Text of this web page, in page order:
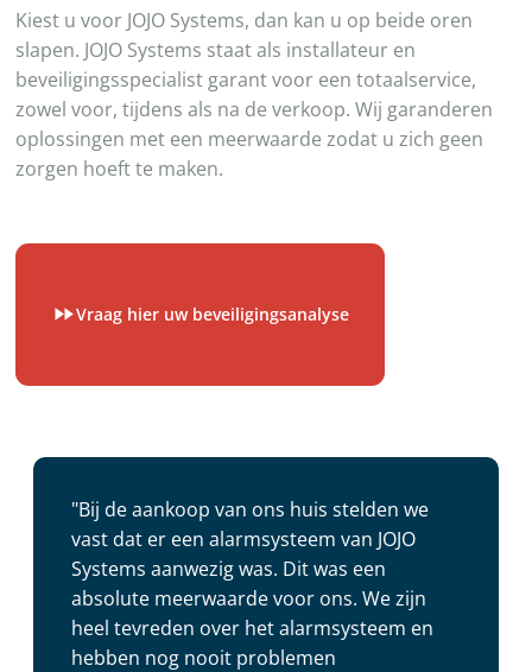
Kiest u voor JOJO Systems, dan kan u op beide oren
slapen. JOJO Systems staat als installateur en
beveiligingsspecialist garant voor een totaalservice,
zowel voor, tijdens als na de verkoop. Wij garanderen
oplossingen met een meerwaarde zodat u zich geen
zorgen hoeft te maken.
Vraag hier uw beveiligingsanalyse
"Bij de aankoop van ons huis stelden we
vast dat er een alarmsysteem van JOJO
Systems aanwezig was. Dit was een
absolute meerwaarde voor ons. We zijn
heel tevreden over het alarmsysteem en
hebben nog nooit problemen